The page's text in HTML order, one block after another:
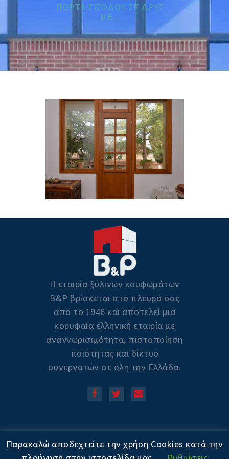
ΠΟΡΤΑ ΕΙΣΟΔΟΥ ΣΕ ΔΡΥΣ
ΜΕ...
Η εταιρία ξύλινων κουφωμάτων
Β&P βρίσκεται στο πλευρό σας
από το 1946 και αποτελεί μια
κορυφαία ελληνική εταιρία με
αναγνωρισιμότητα, πιστοποίηση
ποιότητας και δίκτυο
συνεργατών σε όλη την Ελλάδα.
Copyright © 2020! All Rights
Παρακαλώ αποδεχτείτε την χρήση Cookies κατά την